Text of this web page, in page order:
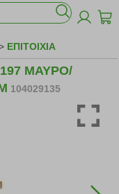
ΕΠΙΤΟΙΧΙΑ
ΜΑΥΡΟ/
104029135